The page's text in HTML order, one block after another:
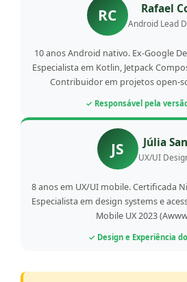
RC Rafael
Android Lead
10 anos Android nativo. Ex-Google
Especialista em Kotlin, Jetpack
Contribuidor em projetos open-
✓ Responsável pela
JS Júlia
UX/UI
8 anos em UX/UI mobile. Certificada
Especialista em design systems e
Mobile UX 2023
✓ Design e Experiência